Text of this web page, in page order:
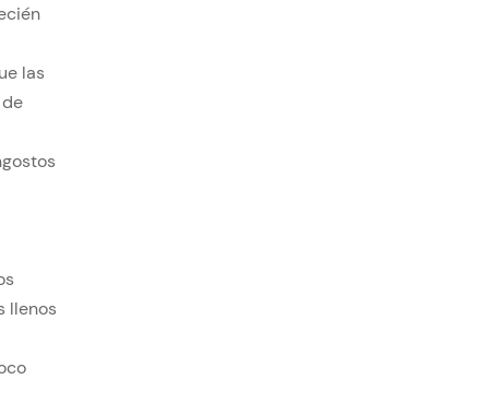
las
llenos